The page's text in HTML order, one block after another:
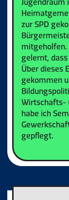
zur SPD
mitgeholfen.
gelernt,
Über dieses
gekommen
Wirtschafts-
habe ich
gepflegt.